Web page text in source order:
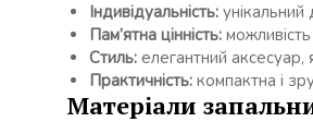
Індивідуальність:
Пам’ятна цінність:
Стиль: елегантний
Практичність: компактна і
Матеріали